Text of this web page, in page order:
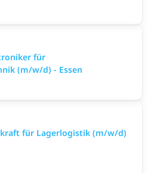
für
(m/w/d) - Essen
für Lagerlogistik (m/w/d)